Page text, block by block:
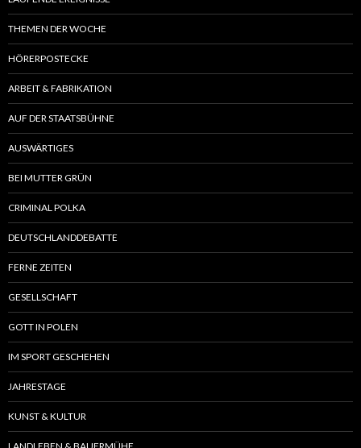
THEMEN DER WOCHE
HÖRERPOSTECKE
ARBEIT & FABRIKATION
AUF DER STAATSBÜHNE
AUSWÄRTIGES
BEI MUTTER GRÜN
CRIMINAL POLKA
DEUTSCHLANDDEBATTE
FERNE ZEITEN
GESELLSCHAFT
GOTT IN POLEN
IM SPORT GESCHEHEN
JAHRESTAGE
KUNST & KULTUR